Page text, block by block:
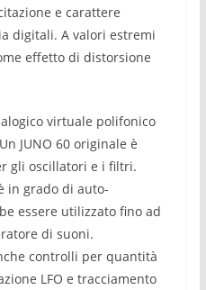
e carattere
digitali. A valori estremi
effetto di distorsione
virtuale polifonico
Un JUNO 60 originale è
gli oscillatori e i filtri.
in grado di auto-
essere utilizzato fino ad
di suoni.
controlli per quantità
LFO e tracciamento